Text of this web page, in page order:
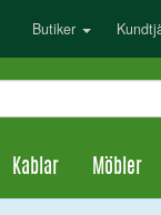
Butiker
Kablar Möbler